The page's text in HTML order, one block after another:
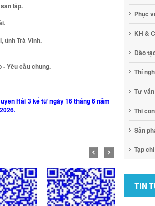
lấp.
tỉnh Trà Vinh.
- Yêu cầu chung.
Hải 3 kể từ ngày 16 tháng 6 năm
Phục
KH &
Đào
Thí
Tư vấn
Thi
Sản
Tạp chí
TIN